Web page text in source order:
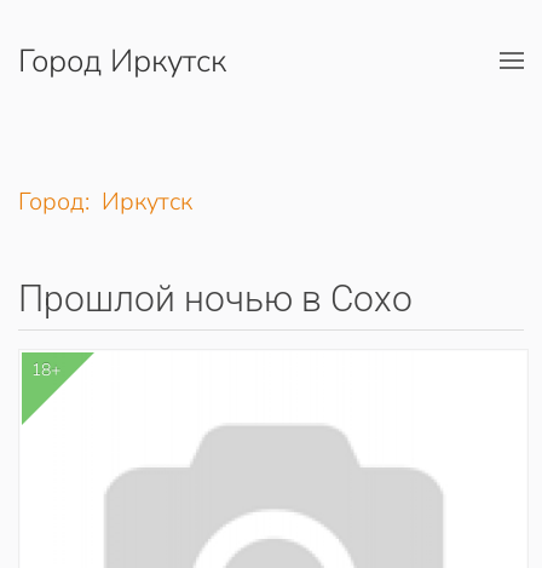
Перейти к содержимому
Город Иркутск
Город: Иркутск
Прошлой ночью в Сохо
18+